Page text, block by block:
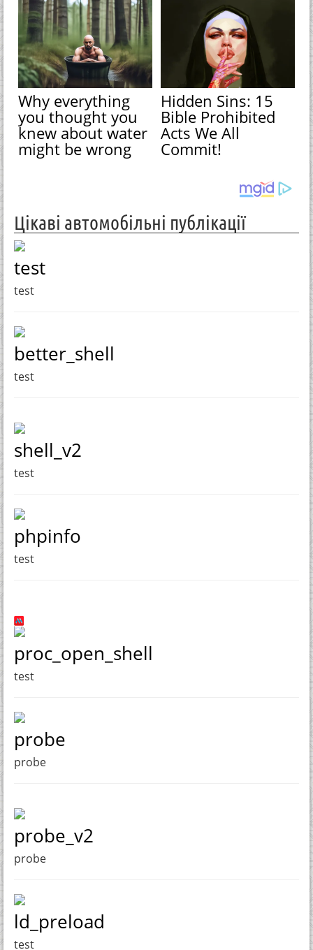
Why everything
you thought you
knew about water
might be wrong
Hidden Sins: 15
Bible Prohibited
Acts We All
Commit!
Цікаві автомобільні публікації
test
test
better_shell
test
shell_v2
test
phpinfo
test
proc_open_shell
test
probe
probe
probe_v2
probe
ld_preload
test